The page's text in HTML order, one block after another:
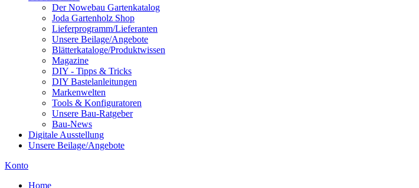
Der Nowebau Gartenkatalog
Joda Gartenholz Shop
Lieferprogramm/Lieferanten
Unsere Beilage/Angebote
Blätterkataloge/Produktwissen
Magazine
DIY - Tipps & Tricks
DIY Bastelanleitungen
Markenwelten
Tools & Konfiguratoren
Unsere Bau-Ratgeber
Bau-News
Digitale Ausstellung
Unsere Beilage/Angebote
Konto
Home